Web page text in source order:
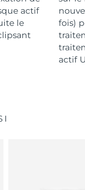
actif
le
fois)
actif